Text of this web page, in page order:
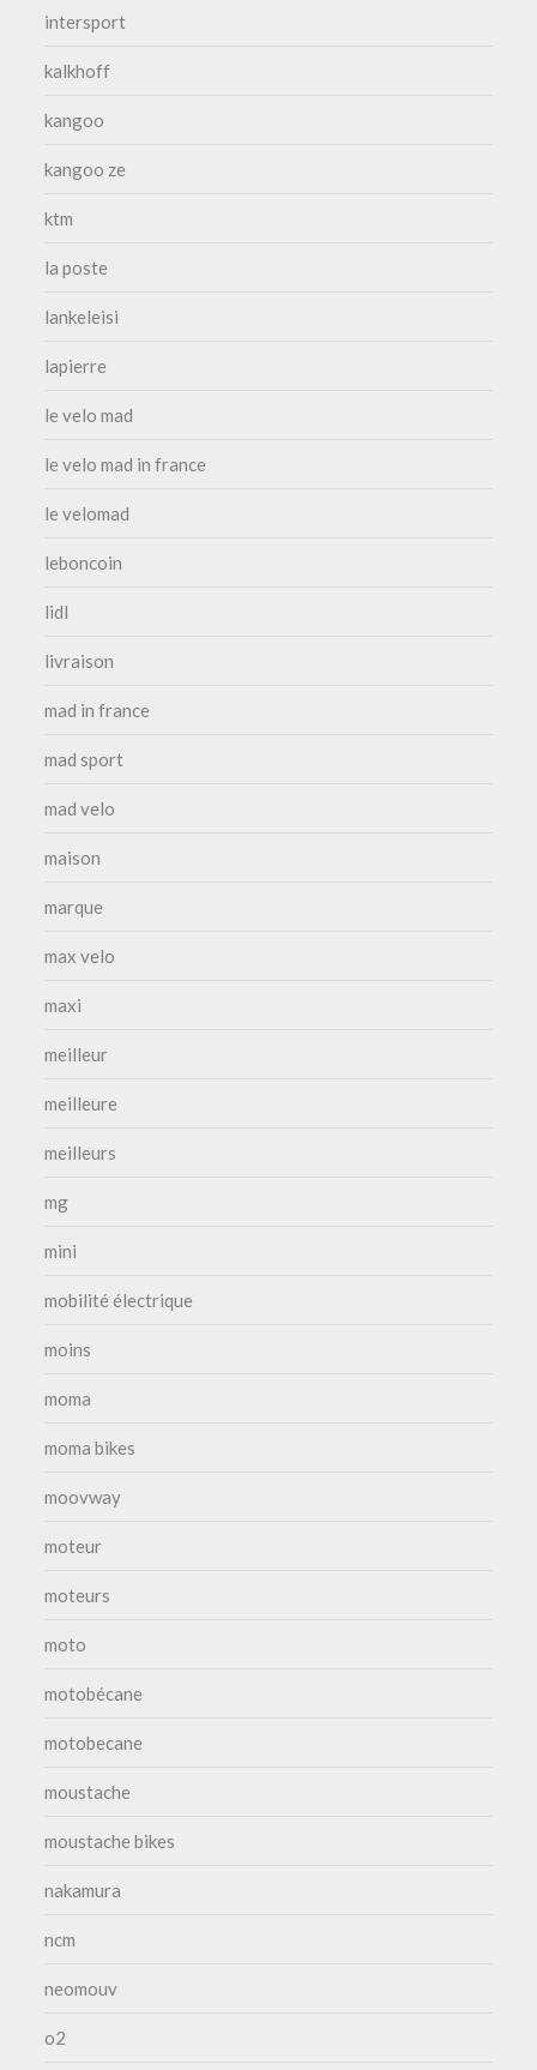
intersport
kalkhoff
kangoo
kangoo ze
ktm
la poste
lankeleisi
lapierre
le velo mad
le velo mad in france
le velomad
leboncoin
lidl
livraison
mad in france
mad sport
mad velo
maison
marque
max velo
maxi
meilleur
meilleure
meilleurs
mg
mini
mobilité électrique
moins
moma
moma bikes
moovway
moteur
moteurs
moto
motobécane
motobecane
moustache
moustache bikes
nakamura
ncm
neomouv
o2